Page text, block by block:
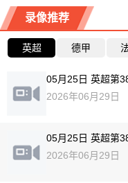
录像推荐
英超 德甲
05月25日 英超第
2026年06月29日
05月25日 英超第
2026年06月29日